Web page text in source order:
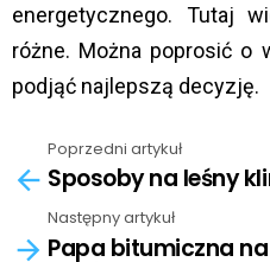
energetycznego. Tutaj
różne. Można poprosić o
podjąć najlepszą decyzję.
more
Poprzedni artykuł
Sposoby na leśny
Następny artykuł
Papa bitumiczna